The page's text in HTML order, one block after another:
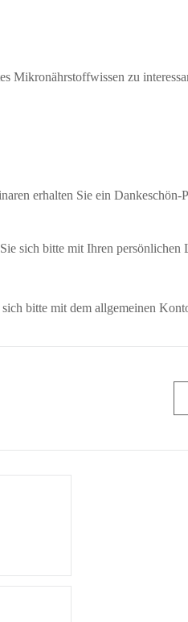
Mikronährstoffwissen zu
erhalten Sie ein Dankeschön-
sich bitte mit Ihren persönlichen
bitte mit dem allgemeinen